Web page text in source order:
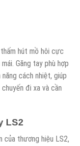
hút mồ hôi cực
Găng tay phù hợp
cách nhiệt, giúp
đi xa và cần
LS2
của thương hiệu LS2,